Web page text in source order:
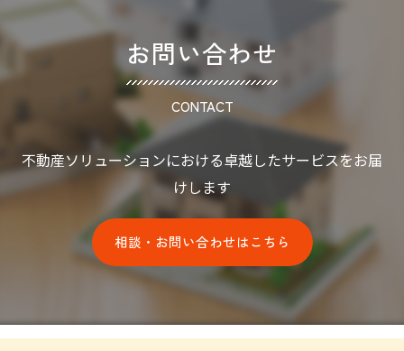
お問い合わせ
CONTACT
不動産ソリューションにおける卓越したサービスをお届
けします
相談・お問い合わせはこちら